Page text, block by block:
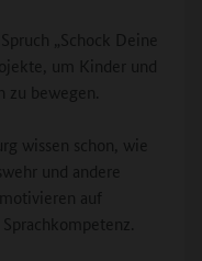
„Schock Deine
um Kinder und
zu bewegen.
wissen schon, wie
und andere
auf